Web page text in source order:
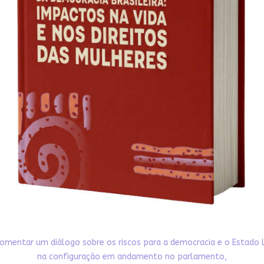
um diálogo sobre os riscos para a democracia e o Estado
na configuração em andamento no parlamento,